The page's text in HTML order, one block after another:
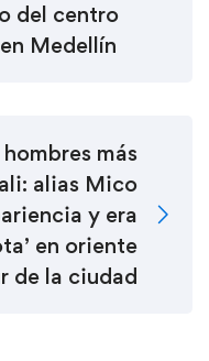
del centro
Medellín
más
alias Mico
y era
en oriente
de la ciudad